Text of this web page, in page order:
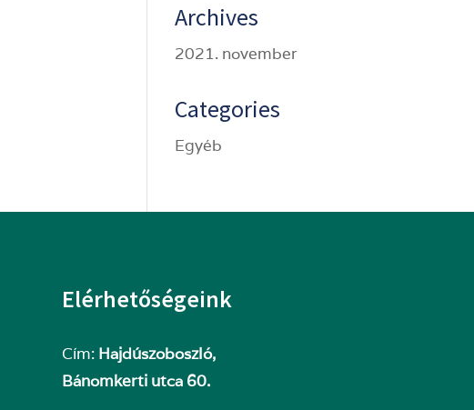
Archives
2021. november
Categories
Egyéb
Elérhetőségeink
Cím: Hajdúszoboszló,
Bánomkerti utca 60.